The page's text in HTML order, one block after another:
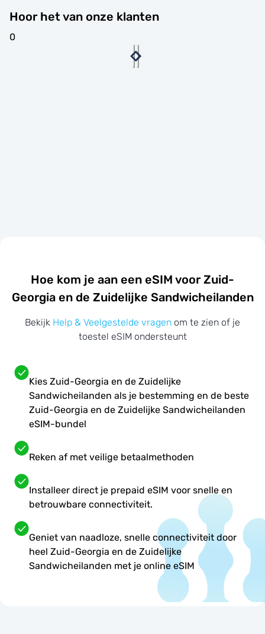
Hoor het van onze klanten
0
Hoe kom je aan een eSIM voor Zuid-
Georgia en de Zuidelijke Sandwicheilanden
Bekijk Help & Veelgestelde vragen om te zien of je
toestel eSIM ondersteunt
Kies Zuid-Georgia en de Zuidelijke
Sandwicheilanden als je bestemming en de beste
Zuid-Georgia en de Zuidelijke Sandwicheilanden
eSIM-bundel
Reken af met veilige betaalmethoden
Installeer direct je prepaid eSIM voor snelle en
betrouwbare connectiviteit.
Geniet van naadloze, snelle connectiviteit door
heel Zuid-Georgia en de Zuidelijke
Sandwicheilanden met je online eSIM